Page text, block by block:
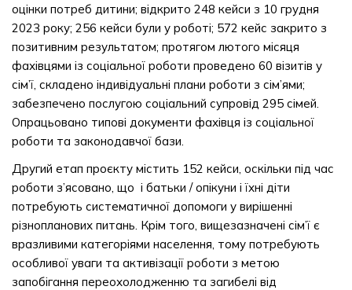
оцінки потреб дитини; відкрито 248 кейси з 10 грудня
2023 року; 256 кейси були у роботі; 572 кейс закрито з
позитивним результатом; протягом лютого місяця
фахівцями із соціальної роботи проведено 60 візитів у
сім’ї, складено індивідуальні плани роботи з сім’ями;
забезпечено послугою соціальний супровід 295 сімей.
Опрацьовано типові документи фахівця із соціальної
роботи та законодавчої бази.
Другий етап проєкту містить 152 кейси, оскільки під час
роботи з’ясовано, що і батьки / опікуни і їхні діти
потребують систематичної допомоги у вирішенні
різнопланових питань. Крім того, вищезазначені сім’ї є
вразливими категоріями населення, тому потребують
особливої уваги та активізації роботи з метою
запобігання переохолодженню та загибелі від